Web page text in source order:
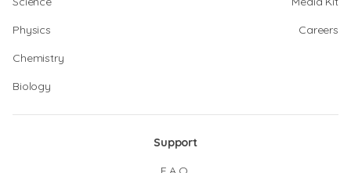
Physics
Chemistry
Biology
Careers
Support